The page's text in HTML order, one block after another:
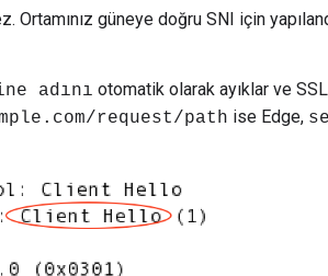
Ortamınız güneye doğru SNI için
adını otomatik olarak ayıklar ve
request/path ise Edge,